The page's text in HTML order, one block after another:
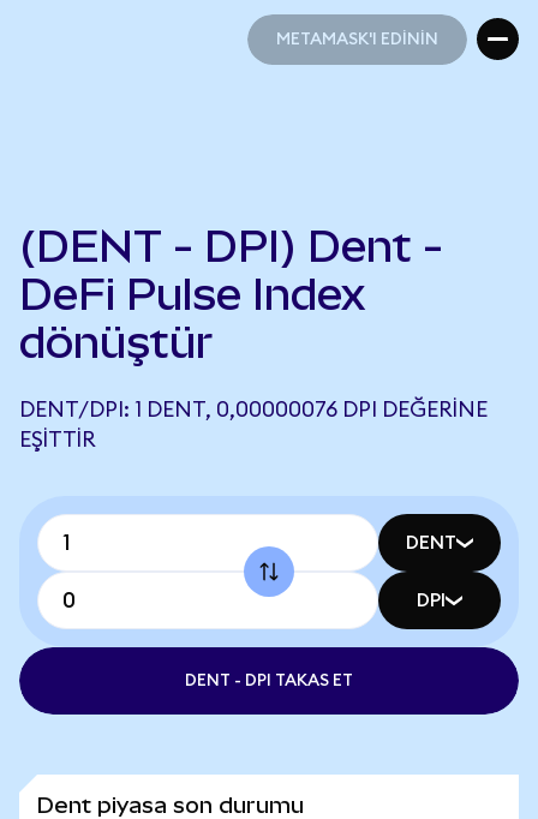
METAMASK'I EDİNİN
(DENT - DPI) Dent -
DeFi Pulse Index
dönüştür
DENT/DPI: 1 DENT, 0,00000076 DPI DEĞERINE
EŞITTIR
DENT
DPI
DENT - DPI TAKAS ET
Dent piyasa son durumu